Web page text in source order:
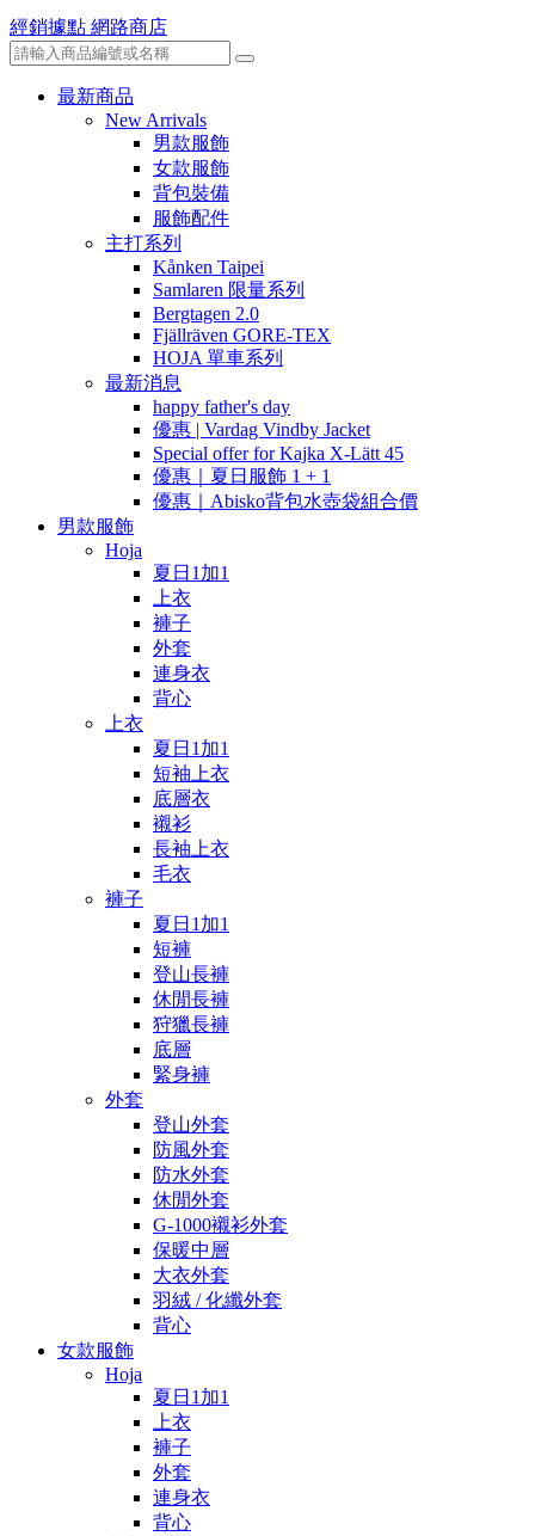
經銷據點 網路商店
最新商品
New Arrivals
男款服飾
女款服飾
背包裝備
服飾配件
主打系列
Kånken Taipei
Samlaren 限量系列
Bergtagen 2.0
Fjällräven GORE-TEX
HOJA 單車系列
最新消息
happy father's day
優惠 | Vardag Vindby Jacket
Special offer for Kajka X-Lätt 45
優惠｜夏日服飾 1 + 1
優惠｜Abisko背包水壺袋組合價
男款服飾
Hoja
夏日1加1
上衣
褲子
外套
連身衣
背心
上衣
夏日1加1
短袖上衣
底層衣
襯衫
長袖上衣
毛衣
褲子
夏日1加1
短褲
登山長褲
休閒長褲
狩獵長褲
底層
緊身褲
外套
登山外套
防風外套
防水外套
休閒外套
G-1000襯衫外套
保暖中層
大衣外套
羽絨 / 化纖外套
背心
女款服飾
Hoja
夏日1加1
上衣
褲子
外套
連身衣
背心